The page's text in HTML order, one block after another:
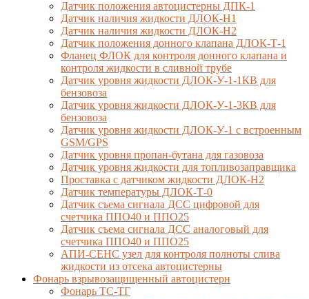
Датчик положения автоцистерны ДПК-1
Датчик наличия жидкости ДЛОК-Н1
Датчик наличия жидкости ДЛОК-Н2
Датчик положения донного клапана ДЛОК-Т-1
Фланец ФЛОК для контроля донного клапана и
контроля жидкости в сливной трубе
Датчик уровня жидкости ДЛОК-У-1-1КВ для
бензовоза
Датчик уровня жидкости ДЛОК-У-1-3КВ для
бензовоза
Датчик уровня жидкости ДЛОК-У-1 с встроенным
GSM/GPS
Датчик уровня пропан-бутана для газовоза
Датчик уровня жидкости для топливозаправщика
Проставка с датчиком жидкости ДЛОК-Н2
Датчик температуры ДЛОК-Т-0
Датчик съема сигнала ДСС цифровой для
счетчика ППО40 и ППО25
Датчик съема сигнала ДСС аналоговый для
счетчика ППО40 и ППО25
АПИ-СЕНС узел для контроля полноты слива
жидкости из отсека автоцистерны
Фонарь взрывозащищенный автоцистерн
Фонарь ТС-ТГ